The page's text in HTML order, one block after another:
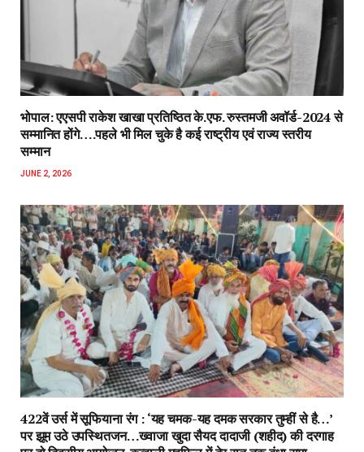
भोपाल: एएसपी राकेश‌ खाखा प्रतिष्ठित के.एफ. रुस्तमजी अवॉर्ड-2024 से
सम्मानित होंगे….पहले भी मिल चुके है कई राष्ट्रीय एवं राज्य स्तरीय
सम्मान
JUNE 2, 2026
422वें उर्स में सूफियाना रंग : ‘यह चमक-यह दमक सरकार तुम्हीं से है…’
पर झूम उठे उपस्थितजन…ख्वाजा खुदा सैयद दादाजी (शहीद) की दरगाह